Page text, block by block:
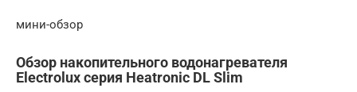
мини-обзор
Обзор накопительного водонагревателя
Electrolux серия Heatronic DL Slim